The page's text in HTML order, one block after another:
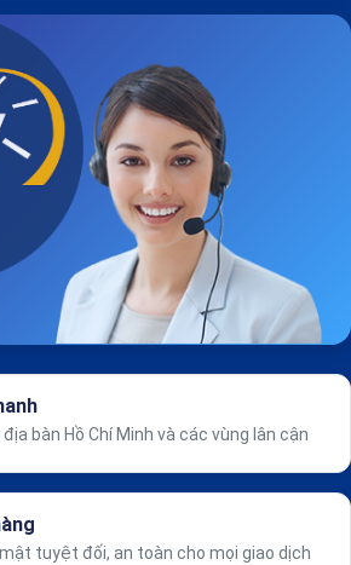
bàn Hồ Chí Minh và các vùng lân cận
tuyệt đối, an toàn cho mọi giao dịch